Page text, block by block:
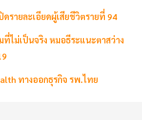
ดรายละเอียดผู้เสียชีวิตรายที่ 94
ที่ไม่เป็นจริง หมอธีระแนะตาสว่าง
ทางออกธุรกิจ รพ.ไทย